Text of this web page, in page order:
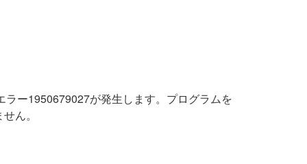
ー1950679027が発生します。プログラムを
ん。